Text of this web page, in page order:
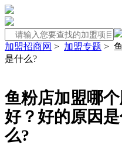
加盟招商网 > 加盟专题 >
是什么?
鱼粉店加盟哪
好？好的原因
么?